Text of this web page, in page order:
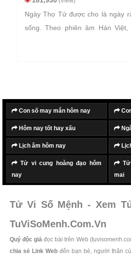
Ngày Thọ Tử được cho là ngày
sống. Theo phiên âm Hán Việt,
Con số may mắn hôm nay
Hôm nay tốt hay xấu
Lịch âm hôm nay
Tử vi cung hoàng đạo hôm
nay
Tử
mai
Tử Vi Số Mệnh - Xem
TuViSoMenh.Com.Vn
Quý độc giả đọc bài trên Web
chia sẻ Link Web đến bạn bè, người thân